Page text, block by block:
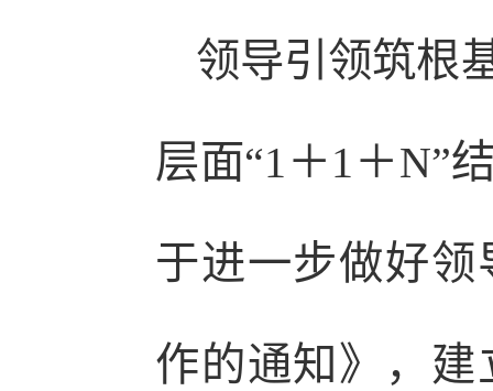
领导引领筑根
层面“1＋1＋N”
于进一步做好
作的通知》，